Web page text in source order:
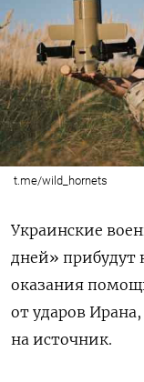
t.me/wild_hornets
Украинские
дней» прибудут
оказания
от ударов
на источник.